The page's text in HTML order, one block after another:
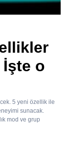
o
5 yeni özellik ile
sunacak.
mod ve grup